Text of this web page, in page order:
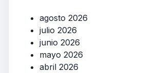
agosto 2026
julio 2026
junio 2026
mayo 2026
abril 2026